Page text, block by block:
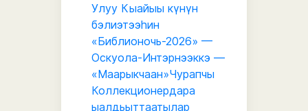
Улуу Кыайыы күнүн
бэлиэтээһин
«Библионочь-2026» —
Оскуола-Интэрнээккэ —
«Маарыкчаан»Чурапчы
Коллекционердара
ыалдьыттаатылар